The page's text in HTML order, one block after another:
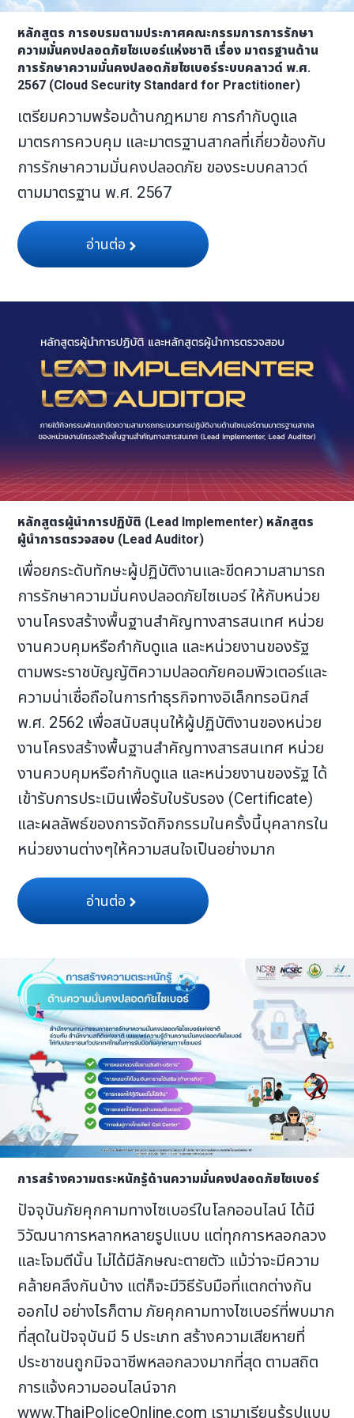
หลักสูตร การอบรมตามประกาศคณะกรรมการการรักษา
ความมั่นคงปลอดภัยไซเบอร์แห่งชาติ เรื่อง มาตรฐานด้าน
การรักษาความมั่นคงปลอดภัยไซเบอร์ระบบคลาวด์ พ.ศ.
2567 (Cloud Security Standard for Practitioner)
เตรียมความพร้อมด้านกฎหมาย การกำกับดูแล
มาตรการควบคุม และมาตรฐานสากลที่เกี่ยวข้องกับ
การรักษาความมั่นคงปลอดภัย ของระบบคลาวด์
ตามมาตรฐาน พ.ศ. 2567
อ่านต่อ
หลักสูตรผู้นำการปฏิบัติ (Lead Implementer) หลักสูตร
ผู้นำการตรวจสอบ (Lead Auditor)
เพื่อยกระดับทักษะผู้ปฏิบัติงานและขีดความสามารถ
การรักษาความมั่นคงปลอดภัยไซเบอร์ ให้กับหน่วย
งานโครงสร้างพื้นฐานสำคัญทางสารสนเทศ หน่วย
งานควบคุมหรือกำกับดูแล และหน่วยงานของรัฐ
ตามพระราชบัญญัติความปลอดภัยคอมพิวเตอร์และ
ความน่าเชื่อถือในการทำธุรกิจทางอิเล็กทรอนิกส์
พ.ศ. 2562 เพื่อสนับสนุนให้ผู้ปฏิบัติงานของหน่วย
งานโครงสร้างพื้นฐานสำคัญทางสารสนเทศ หน่วย
งานควบคุมหรือกำกับดูแล และหน่วยงานของรัฐ ได้
เข้ารับการประเมินเพื่อรับใบรับรอง (Certificate)
และผลลัพธ์ของการจัดกิจกรรมในครั้งนี้บุคลากรใน
หน่วยงานต่างๆให้ความสนใจเป็นอย่างมาก
อ่านต่อ
การสร้างความตระหนักรู้ด้านความมั่นคงปลอดภัยไซเบอร์
ปัจจุบันภัยคุกคามทางไซเบอร์ในโลกออนไลน์ ได้มี
วิวัฒนาการหลากหลายรูปแบบ แต่ทุกการหลอกลวง
และโจมตีนั้น ไม่ได้มีลักษณะตายตัว แม้ว่าจะมีความ
คล้ายคลึงกันบ้าง แต่ก็จะมีวิธีรับมือที่แตกต่างกัน
ออกไป อย่างไรก็ตาม ภัยคุกคามทางไซเบอร์ที่พบมาก
ที่สุดในปัจจุบันมี 5 ประเภท สร้างความเสียหายที่
ประชาชนถูกมิจฉาชีพหลอกลวงมากที่สุด ตามสถิต
การแจ้งความออนไลน์จาก
www.ThaiPoliceOnline.com เรามาเรียนรู้รูปแบบ